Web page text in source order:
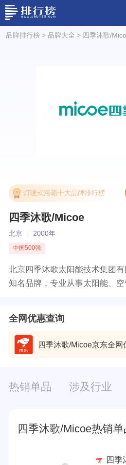
品牌排行榜> 品牌大全 > 四季沐歌/
灯暖式浴霸十大品牌排行榜
四季沐歌/Micoe
北京 2000年
中国500强
北京四季沐歌太阳能技术集团
知名品牌，专业从事太阳能、空
全网优惠查询
四季沐歌/Micoe京东全网
热销单品 涉及行业
四季沐歌/Micoe热销单
四季